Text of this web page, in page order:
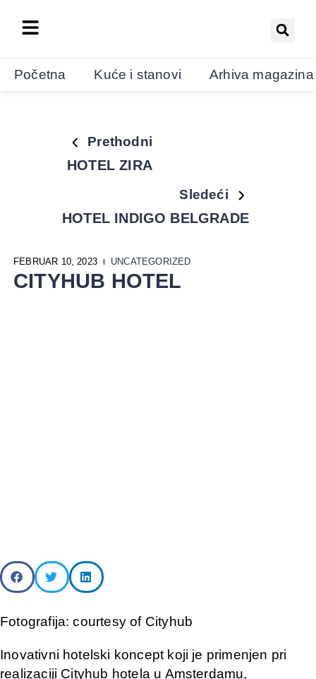
Početna Kuće i stanovi Arhiva magazina
Prethodni
HOTEL ZIRA
Sledeći
HOTEL INDIGO BELGRADE
FEBRUAR 10, 2023 UNCATEGORIZED
CITYHUB HOTEL
Fotografija: courtesy of Cityhub
Inovativni hotelski koncept koji je primenjen pri
realizaciji Cityhub hotela u Amsterdamu,